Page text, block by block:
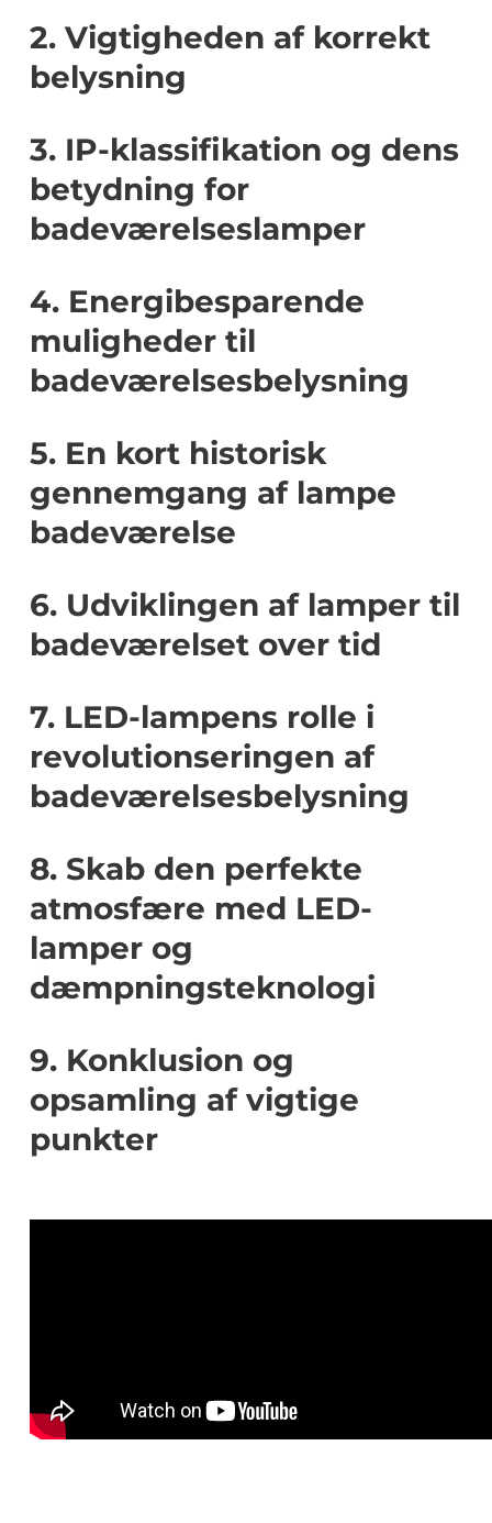
2. Vigtigheden af korrekt
belysning
3. IP-klassifikation og dens
betydning for
badeværelseslamper
4. Energibesparende
muligheder til
badeværelsesbelysning
5. En kort historisk
gennemgang af lampe
badeværelse
6. Udviklingen af lamper til
badeværelset over tid
7. LED-lampens rolle i
revolutionseringen af
badeværelsesbelysning
8. Skab den perfekte
atmosfære med LED-
lamper og
dæmpningsteknologi
9. Konklusion og
opsamling af vigtige
punkter